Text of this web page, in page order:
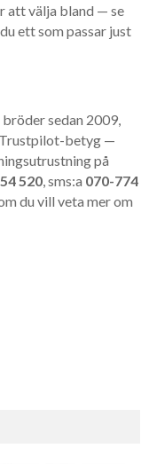
att välja bland — se
ett som passar just
sedan 2009,
Trustpilot-betyg —
på
520, sms:a 070-774
du vill veta mer om